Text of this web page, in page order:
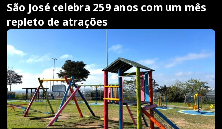
São José celebra 259 anos com um mês
repleto de atrações